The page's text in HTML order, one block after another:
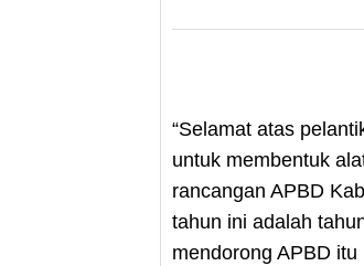
“Selamat atas
untuk membentuk
rancangan APBD
tahun ini adalah
mendorong APBD